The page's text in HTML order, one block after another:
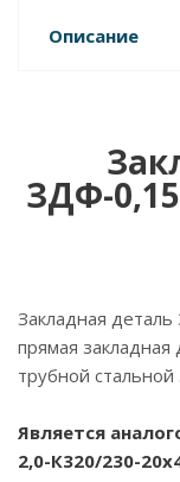
Описание
ЗДФ-
Закладная
прямая
трубной стальной
Является
2,0-К320/230-